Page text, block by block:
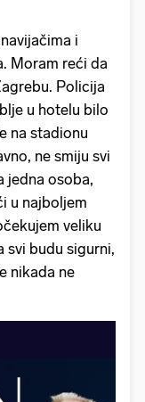
i
Moram reći da
Policija
u hotelu bilo
na stadionu
ne smiju svi
jedna osoba,
u najboljem
veliku
svi budu sigurni,
nikada ne